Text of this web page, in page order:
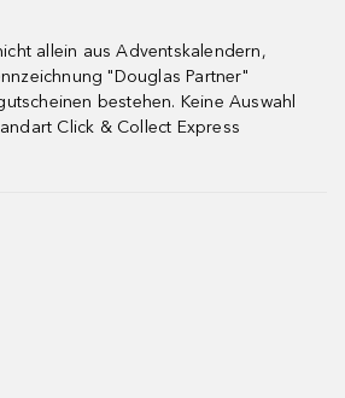
allein aus Adventskalendern,
"Douglas Partner"
bestehen. Keine Auswahl
Click & Collect Express